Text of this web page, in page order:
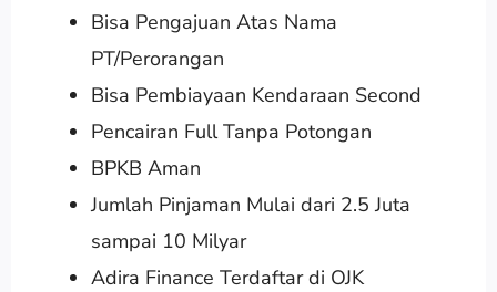
Bisa Pengajuan Atas Nama
PT/Perorangan
Bisa Pembiayaan Kendaraan Second
Pencairan Full Tanpa Potongan
BPKB Aman
Jumlah Pinjaman Mulai dari 2.5 Juta
sampai 10 Milyar
Adira Finance Terdaftar di OJK